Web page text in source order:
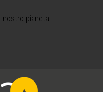
nostro pianeta